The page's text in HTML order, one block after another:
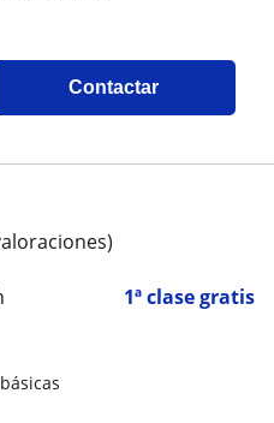
Contactar
1ª clase gratis